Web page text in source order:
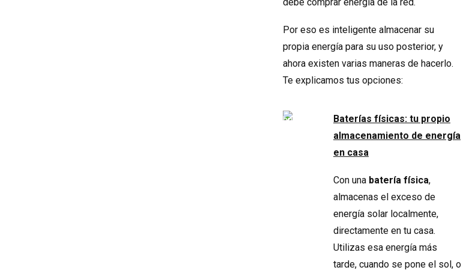
Por eso es inteligente almacenar su
propia energía para su uso posterior, y
ahora existen varias maneras de hacerlo.
Te explicamos tus opciones:
Baterías físicas: tu propio
almacenamiento de energía
en casa
Con una batería física,
almacenas el exceso de
energía solar localmente,
directamente en tu casa.
Utilizas esa energía más
tarde, cuando se pone el sol, o